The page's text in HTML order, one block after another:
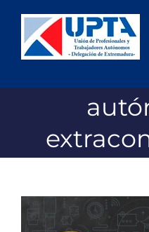
contenido